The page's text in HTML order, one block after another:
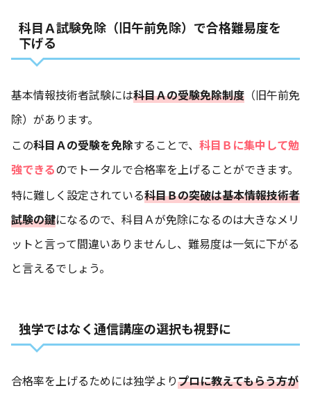
科目Ａ試験免除（旧午前免除）で合格難易度を
下げる
基本情報技術者試験には科目Ａの受験免除制度 （旧午前免
除）があります。
この科目Ａの受験を免除することで、 科目Ｂに集中して勉
強できるのでトータルで合格率を上げることができます。
特に難しく設定されている科目Ｂの突破は基本情報技術者
試験の鍵になるので、科目Ａが免除になるのは大きなメリ
ットと言って間違いありませんし、難易度は一気に下がる
と言えるでしょう。
独学ではなく通信講座の選択も視野に
合格率を上げるためには独学よりプロに教えてもらう方が